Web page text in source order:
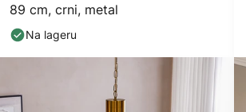
89 cm, crni, metal
Na lageru